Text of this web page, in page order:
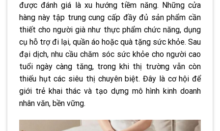
được đánh giá là xu hướng tiềm năng. Những cửa
hàng này tập trung cung cấp đầy đủ sản phẩm cần
thiết cho người già như thực phẩm chức năng, dụng
cụ hỗ trợ đi lại, quần áo hoặc quà tặng sức khỏe. Sau
đại dịch, nhu cầu chăm sóc sức khỏe cho người cao
tuổi ngày càng tăng, trong khi thị trường vẫn còn
thiếu hụt các siêu thị chuyên biệt. Đây là cơ hội để
giới trẻ khai thác và tạo dựng mô hình kinh doanh
nhân văn, bền vững.